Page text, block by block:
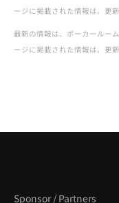
ージに掲載された情報は、更
最新の情報は、ポーカールー
ージに掲載された情報は、更
Sponsor / Partners